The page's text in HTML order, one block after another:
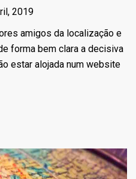
2019
amigos da localização e
forma bem clara a decisiva
estar alojada num website